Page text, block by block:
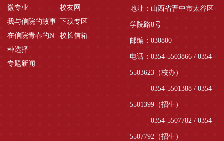
现男女组别单项十四连
冠，创下里程碑式赛事
成绩。本次比赛，学校
铜，综合竞技实力稳居
全省本科高校前列。本
冠，创下里程碑式赛事
成绩。本次比赛，学校
铜，综合竞技实力稳居
全省本科高校前列。本
次赛事由省教育厅、省
40支代表队、近600名
运动员同台比拼、...
微专业
校友网
我与信院的故事 下载专区
在信院青春的N
种选择
校长信箱
专题新闻
地址：山西省晋中市太谷区
学院路8号
邮编：030800
电话：0354-5503866 / 0354-
5503623（校办）
0354-5501388 / 0354-
5501399（招生）
0354-5507782 / 0354-
5507792（招生）